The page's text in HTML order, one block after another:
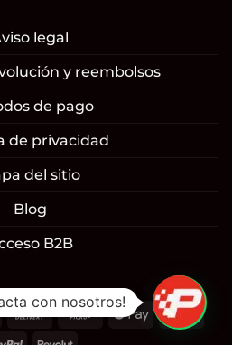
legal
y reembolsos
de pago
de privacidad
del sitio
Blog
B2B
Cash
Cash
Google
Pay
con nosotros!